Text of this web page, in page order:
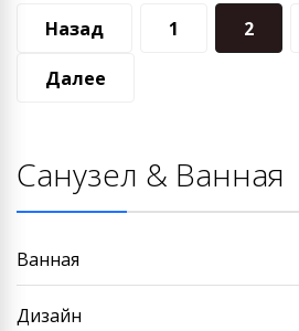
Навигация
по
Назад 1 2
Далее
Санузел & Ванная
Ванная
Дизайн